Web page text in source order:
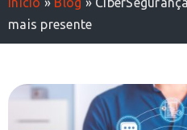
mais presente